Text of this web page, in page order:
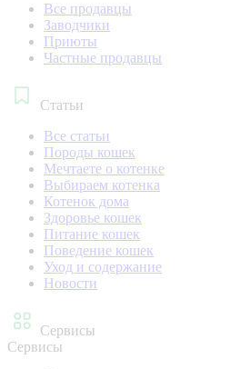
Все продавцы
Заводчики
Приюты
Частные продавцы
Статьи
Все статьи
Породы кошек
Мечтаете о котенке
Выбираем котенка
Котенок дома
Здоровье кошек
Питание кошек
Поведение кошек
Уход и содержание
Новости
Сервисы
Сервисы